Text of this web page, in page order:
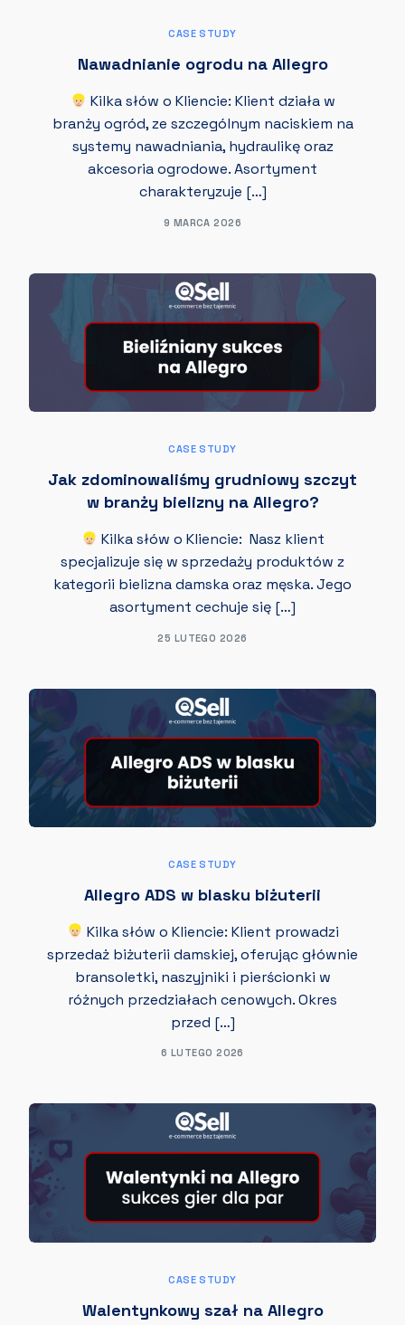
CASE STUDY
Nawadnianie ogrodu na Allegro
Kilka słów o Kliencie: Klient działa w
branży ogród, ze szczególnym naciskiem na
systemy nawadniania, hydraulikę oraz
akcesoria ogrodowe. Asortyment
charakteryzuje […]
9 MARCA 2026
CASE STUDY
Jak zdominowaliśmy grudniowy szczyt
w branży bielizny na Allegro?
Kilka słów o Kliencie: Nasz klient
specjalizuje się w sprzedaży produktów z
kategorii bielizna damska oraz męska. Jego
asortyment cechuje się […]
25 LUTEGO 2026
CASE STUDY
Allegro ADS w blasku biżuterii
Kilka słów o Kliencie: Klient prowadzi
sprzedaż biżuterii damskiej, oferując głównie
bransoletki, naszyjniki i pierścionki w
różnych przedziałach cenowych. Okres
przed […]
6 LUTEGO 2026
CASE STUDY
Walentynkowy szał na Allegro